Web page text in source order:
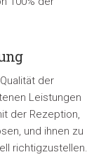
der
Leistungen
der Rezeption,
und ihnen zu
richtigzustellen.